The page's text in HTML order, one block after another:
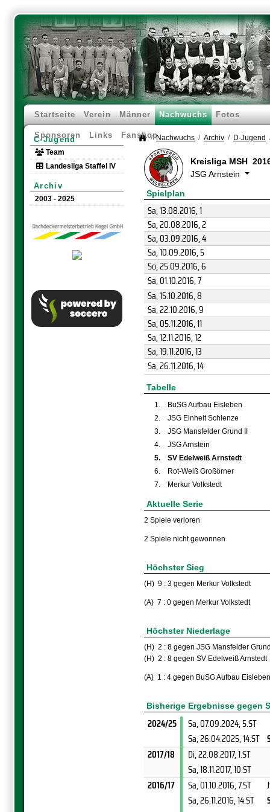
Startseite Verein Männer Nachwuchs Fotos
Sponsoren Links Fanshop
C-Jugend
Team
Landesliga Staffel IV
Archiv
2003 - 2025
Nachwuchs Archiv D-Jugend
Kreisliga MSH
JSG Arnstein
Spielplan
Sa, 13.08.2016, 1
Sa, 20.08.2016, 2
Sa, 03.09.2016, 4
Sa, 10.09.2016, 5
So, 25.09.2016, 6
Sa, 01.10.2016, 7
Sa, 15.10.2016, 8
Sa, 22.10.2016, 9
Sa, 05.11.2016, 11
Sa, 12.11.2016, 12
Sa, 19.11.2016, 13
Sa, 26.11.2016, 14
Tabelle
1.
BuSG Aufbau Eisleben
2.
JSG Einheit Schlenze
3.
JSG Mansfelder Grund II
4.
JSG Arnstein
5.
SV Edelweiß Arnstedt
6.
Rot-Weiß Großörner
7.
Merkur Volkstedt
Aktuelle Serie
2 Spiele verloren
2 Spiele nicht gewonnen
Höchster Sieg
(H) 9 : 3 gegen Merkur Volkstedt
(A) 7 : 0 gegen Merkur Volkstedt
Höchster Niederlage
(H) 2 : 8 gegen JSG Mansfelder
(H) 2 : 8 gegen SV Edelweiß Arnstedt
(A) 1 : 4 gegen BuSG Aufbau Eisleben
Bisherige Ergebnisse gegen
2024/25 Sa, 07.09.2024, 5.ST
Sa, 26.04.2025, 14.ST
2017/18
Di, 22.08.2017, 1.ST
Sa, 18.11.2017, 10.ST
2016/17
Sa, 01.10.2016, 7.ST
Sa, 26.11.2016, 14.ST